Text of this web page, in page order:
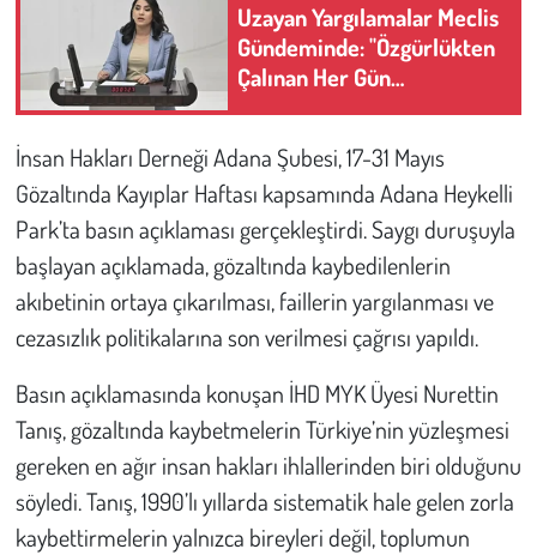
Uzayan Yargılamalar Meclis
Gündeminde: "Özgürlükten
Çalınan Her Gün
Hukuksuzluktur"
İnsan Hakları Derneği Adana Şubesi, 17-31 Mayıs
Gözaltında Kayıplar Haftası kapsamında Adana Heykelli
Park’ta basın açıklaması gerçekleştirdi. Saygı duruşuyla
başlayan açıklamada, gözaltında kaybedilenlerin
akıbetinin ortaya çıkarılması, faillerin yargılanması ve
cezasızlık politikalarına son verilmesi çağrısı yapıldı.
Basın açıklamasında konuşan İHD MYK Üyesi Nurettin
Tanış, gözaltında kaybetmelerin Türkiye’nin yüzleşmesi
gereken en ağır insan hakları ihlallerinden biri olduğunu
söyledi. Tanış, 1990’lı yıllarda sistematik hale gelen zorla
kaybettirmelerin yalnızca bireyleri değil, toplumun